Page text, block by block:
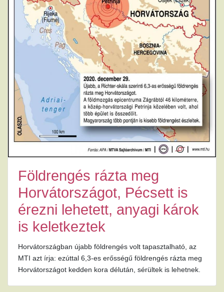
Földrengés rázta meg
Horvátországot, Pécsett is
érezni lehetett, anyagi károk
is keletkeztek
Horvátországban újabb földrengés volt tapasztalható, az
MTI azt írja: ezúttal 6,3-es erősségű földrengés rázta meg
Horvátországot kedden kora délután, sérültek is lehetnek.